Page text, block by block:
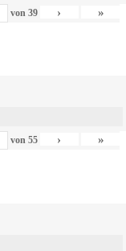
von 39 › »
von 55 › »